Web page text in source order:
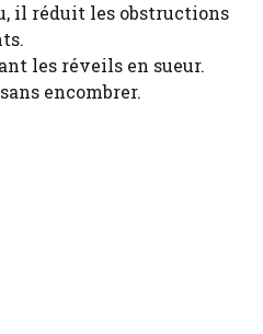
il réduit les obstructions
les réveils en sueur.
encombrer.